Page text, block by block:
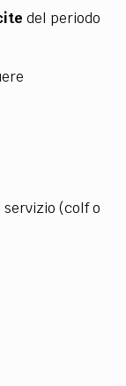
del periodo
(colf o